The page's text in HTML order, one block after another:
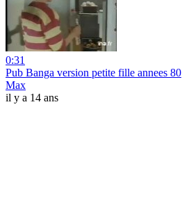
0:31
Pub Banga version petite fille annees 80
Max
il y a 14 ans